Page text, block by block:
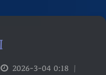
2026-3-04 0:18 |